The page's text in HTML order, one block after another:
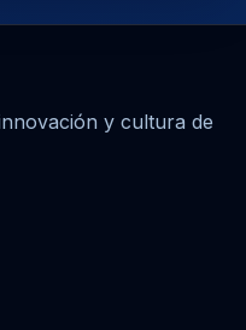
y cultura de